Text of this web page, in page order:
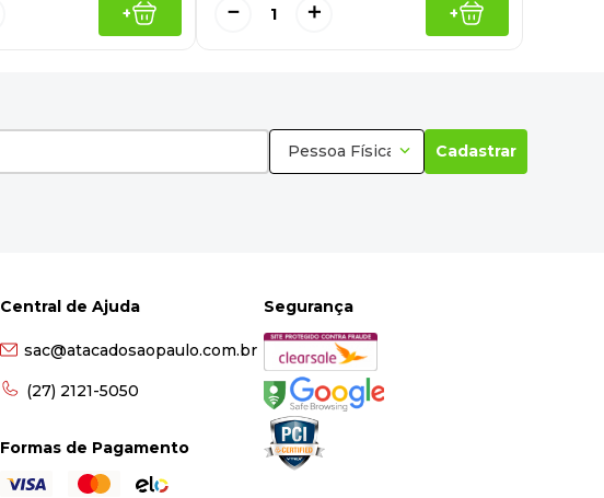
+ ＋
－ +
Pessoa Física Cadastrar
Central de Ajuda
sac@atacadosaopaulo.com.br
(27) 2121-5050
Formas de Pagamento
Segurança